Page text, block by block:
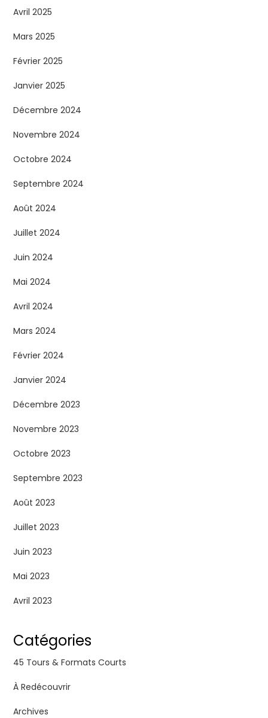
Avril 2025
Mars 2025
Février 2025
Janvier 2025
Décembre 2024
Novembre 2024
Octobre 2024
Septembre 2024
Août 2024
Juillet 2024
Juin 2024
Mai 2024
Avril 2024
Mars 2024
Février 2024
Janvier 2024
Décembre 2023
Novembre 2023
Octobre 2023
Septembre 2023
Août 2023
Juillet 2023
Juin 2023
Mai 2023
Avril 2023
Catégories
45 Tours & Formats Courts
À Redécouvrir
Archives